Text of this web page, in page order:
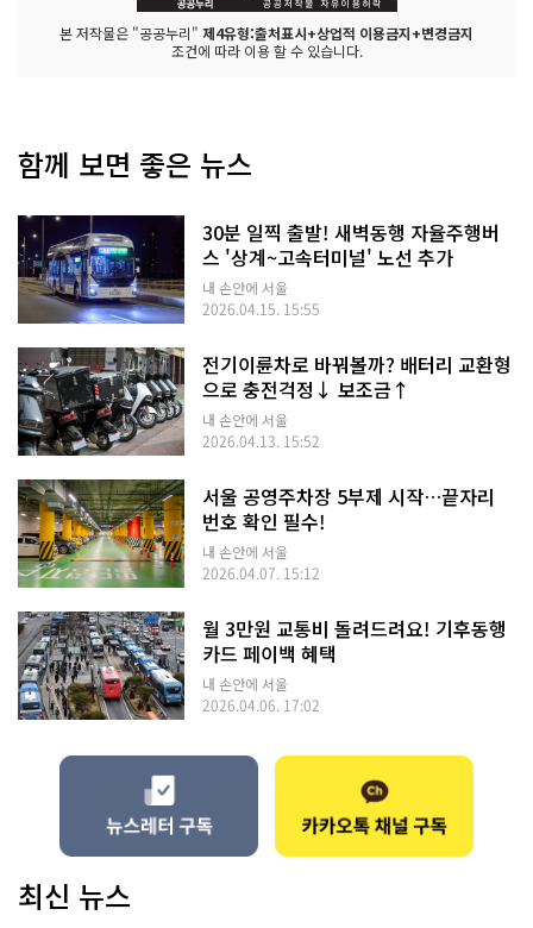
본 저작물은 "공공누리" 제4유형:출처표시+상업적 이용금지+변경금지
조건에 따라 이용 할 수 있습니다.
함께 보면 좋은 뉴스
30분 일찍 출발! 새벽동행 자율주행버
스 '상계~고속터미널' 노선 추가
내 손안에 서울
2026.04.15. 15:55
전기이륜차로 바꿔볼까? 배터리 교환형
으로 충전걱정↓ 보조금↑
내 손안에 서울
2026.04.13. 15:52
서울 공영주차장 5부제 시작…끝자리
번호 확인 필수!
내 손안에 서울
2026.04.07. 15:12
월 3만원 교통비 돌려드려요! 기후동행
카드 페이백 혜택
내 손안에 서울
2026.04.06. 17:02
최신 뉴스